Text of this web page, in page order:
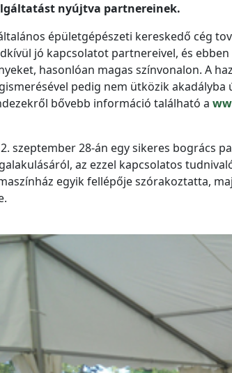
nyújtva partnereinek.
épületgépészeti kereskedő cég
jó kapcsolatot partnereivel, és
hasonlóan magas színvonalon. A
pedig nem ütközik
bővebb információ található a
szeptember 28-án egy sikeres bogrács
az ezzel kapcsolatos
egyik fellépője szórakoztatta,